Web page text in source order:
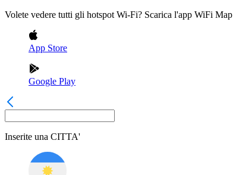
Volete vedere tutti gli hotspot Wi-Fi? Scarica l'app WiFi Map
App Store
Google Play
Inserite una CITTA'